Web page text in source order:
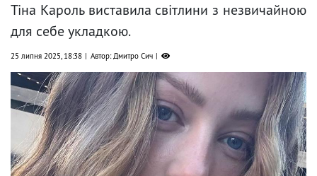
Тіна Кароль виставила світлини з незвичайною
для себе укладкою.
25 липня 2025, 18:38 Автор: Дмитро Сич